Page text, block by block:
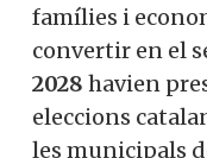
famílies i
convertir en el
2028 havien
eleccions
les municipals